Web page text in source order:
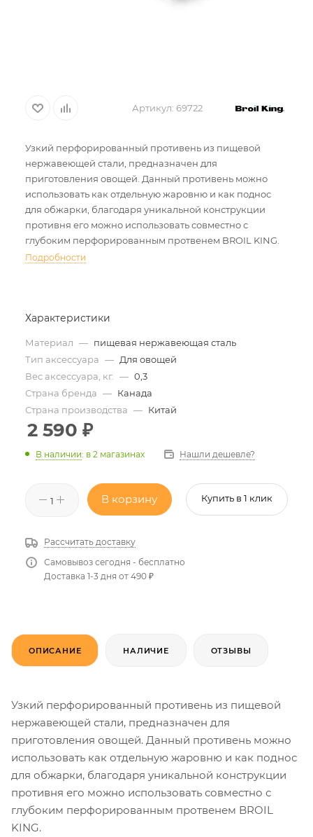
Артикул: 69722
Узкий перфорированный противень из пищевой
нержавеющей стали, предназначен для
приготовления овощей. Данный противень можно
использовать как отдельную жаровню и как поднос
для обжарки, благодаря уникальной конструкции
противня его можно использовать совместно с
глубоким перфорированным протвенем BROIL KING.
Подробности
Характеристики
Материал — пищевая нержавеющая сталь
Тип аксессуара — Для овощей
Вес аксессуара, кг.
— 0,3
Страна бренда — Канада
Страна производства — Китай
2 590 ₽
В наличии: в 2 магазинах Нашли дешевле?
В корзину Купить в 1 клик
Рассчитать доставку
Самовывоз сегодня - бесплатно
Доставка 1-3 дня от 490 ₽
ОПИСАНИЕ НАЛИЧИЕ ОТЗЫВЫ
Узкий перфорированный противень из пищевой
нержавеющей стали, предназначен для
приготовления овощей. Данный противень можно
использовать как отдельную жаровню и как поднос
для обжарки, благодаря уникальной конструкции
противня его можно использовать совместно с
глубоким перфорированным протвенем BROIL
KING.